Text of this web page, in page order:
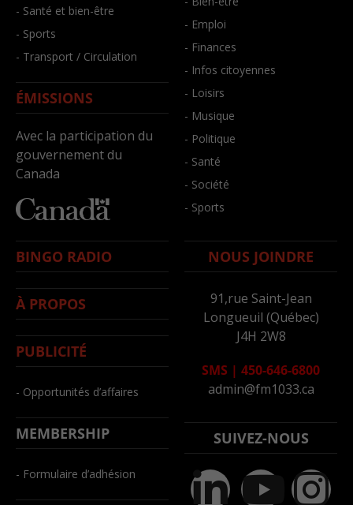
- Santé et bien-être
- Sports
- Transport / Circulation
ÉMISSIONS
Avec la participation du
gouvernement du
Canada
- Emploi
- Finances
- Infos citoyennes
- Loisirs
- Musique
- Politique
- Santé
- Société
- Sports
BINGO RADIO
À PROPOS
PUBLICITÉ
- Opportunités d’affaires
MEMBERSHIP
- Formulaire d’adhésion
NOUS JOINDRE
91,rue Saint-Jean
Longueuil (Québec)
J4H 2W8
SMS | 450-646-6800
admin@fm1033.ca
SUIVEZ-NOUS